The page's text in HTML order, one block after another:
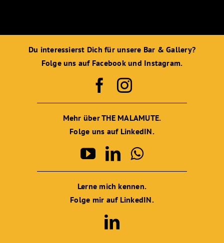
Du interessierst Dich für unsere Bar & Gallery?
Folge uns auf Facebook und Instagram.
Mehr über THE MALAMUTE.
Folge uns auf LinkedIN.
Lerne mich kennen.
Folge mir auf LinkedIN.